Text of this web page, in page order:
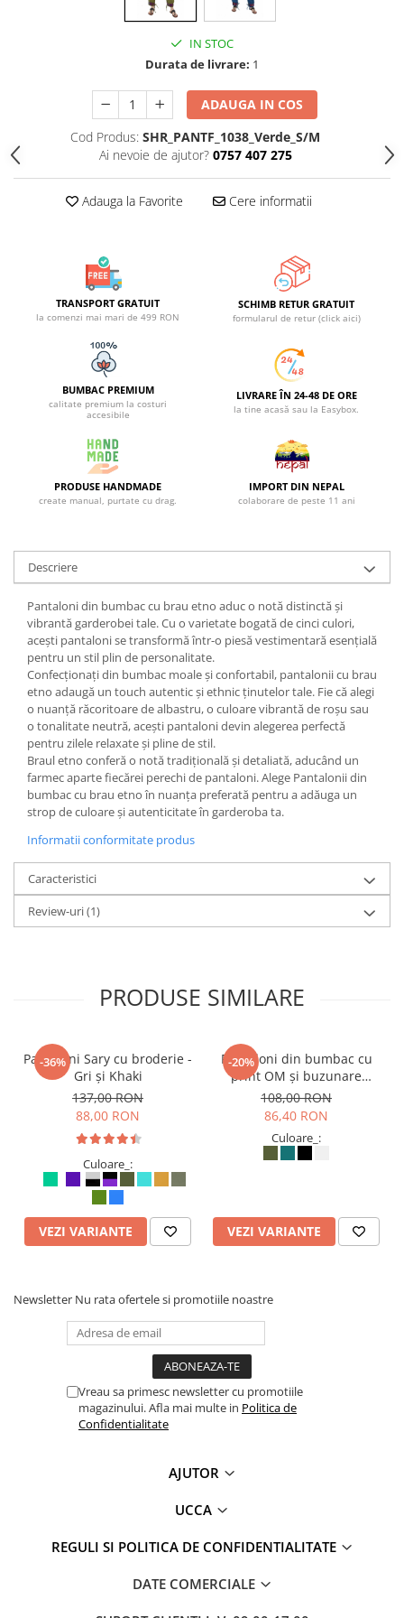
IN STOC
Durata de livrare: 1
ADAUGA IN COS
Cod Produs: SHR_PANTF_1038_Verde_S/M
Ai nevoie de ajutor? 0757 407 275
Adauga la Favorite Cere informatii
TRANSPORT GRATUIT
la comenzi mai mari de 499 RON
SCHIMB RETUR GRATUIT
formularul de retur (click aici)
BUMBAC PREMIUM
calitate premium la costuri
accesibile
LIVRARE ÎN 24-48 DE ORE
la tine acasă sau la Easybox.
PRODUSE HANDMADE
create manual, purtate cu drag.
IMPORT DIN NEPAL
colaborare de peste 11 ani
Descriere
Pantaloni din bumbac cu brau etno aduc o notă distinctă și
vibrantă garderobei tale. Cu o varietate bogată de cinci culori,
acești pantaloni se transformă într-o piesă vestimentară esențială
pentru un stil plin de personalitate.
Confecționați din bumbac moale și confortabil, pantalonii cu brau
etno adaugă un touch autentic și ethnic ținutelor tale. Fie că alegi
o nuanță răcoritoare de albastru, o culoare vibrantă de roșu sau
o tonalitate neutră, acești pantaloni devin alegerea perfectă
pentru zilele relaxate și pline de stil.
Braul etno conferă o notă tradițională și detaliată, aducând un
farmec aparte fiecărei perechi de pantaloni. Alege Pantalonii din
bumbac cu brau etno în nuanța preferată pentru a adăuga un
strop de culoare și autenticitate în garderoba ta.
Informatii conformitate produs
Caracteristici
Review-uri(1)
PRODUSE SIMILARE
-36%
Pantaloni Sary cu broderie -
Gri și Khaki
137,00 RON
88,00 RON
Culoare_:
VEZI VARIANTE
-20%
Pantaloni din bumbac cu
print OM și buzunare
frontale - Teal
108,00 RON
86,40 RON
Culoare_:
VEZI VARIANTE
Newsletter Nu rata ofertele si promotiile noastre
Vreau sa primesc newsletter cu promotiile
magazinului. Afla mai multe in Politica de
Confidentialitate
AJUTOR
UCCA
REGULI SI POLITICA DE CONFIDENTIALITATE
DATE COMERCIALE